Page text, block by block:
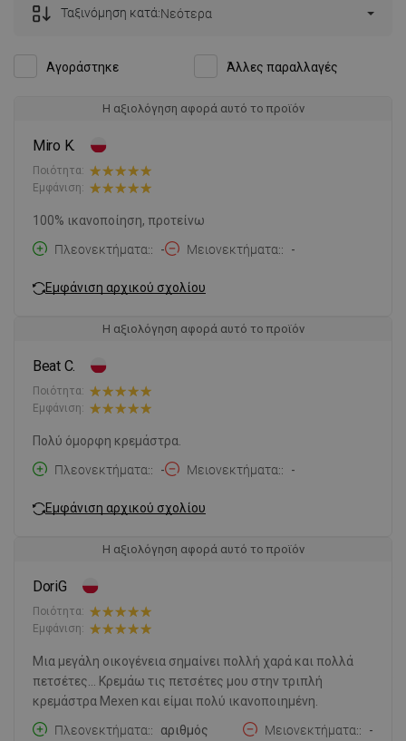
Αγοράστηκε Άλλες παραλλαγές
Ταξινόμηση κατά:Νεότερα
Η αξιολόγηση αφορά αυτό το προϊόν
Miro K.
Ποιότητα:
Εμφάνιση:
100% ικανοποίηση, προτείνω
Πλεονεκτήματα:
- Μειονεκτήματα: -
Εμφάνιση αρχικού σχολίου
Η αξιολόγηση αφορά αυτό το προϊόν
Beat C.
Ποιότητα:
Εμφάνιση:
Πολύ όμορφη κρεμάστρα.
Πλεονεκτήματα:
- Μειονεκτήματα: -
Εμφάνιση αρχικού σχολίου
Η αξιολόγηση αφορά αυτό το προϊόν
DoriG
Ποιότητα:
Εμφάνιση:
Μια μεγάλη οικογένεια σημαίνει πολλή χαρά και πολλά
πετσέτες... Κρεμάω τις πετσέτες μου στην τριπλή
κρεμάστρα Mexen και είμαι πολύ ικανοποιημένη.
Πλεονεκτήματα:
αριθμός
Μειονεκτήματα: -